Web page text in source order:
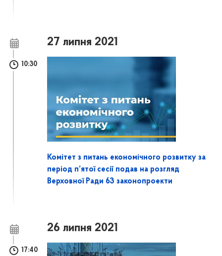
27 липня 2021
10:30
Комітет з питань економічного розвитку за
період п’ятої сесії подав на розгляд
Верховної Ради 63 законопроекти
26 липня 2021
17:40